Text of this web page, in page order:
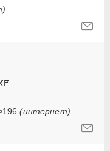
(интернет)